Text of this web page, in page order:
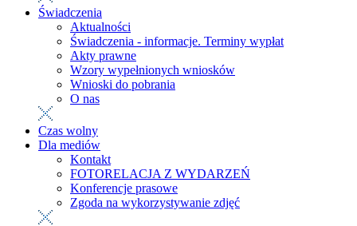
Świadczenia
Aktualności
Świadczenia - informacje. Terminy wypłat
Akty prawne
Wzory wypełnionych wniosków
Wnioski do pobrania
O nas
Czas wolny
Dla mediów
Kontakt
FOTORELACJA Z WYDARZEŃ
Konferencje prasowe
Zgoda na wykorzystywanie zdjęć